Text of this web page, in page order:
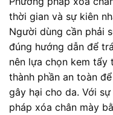
thời gian và sự kiên
Người dùng cần phải
đúng hướng dẫn để
nên lựa chọn kem
thành phần an toàn
gây hại cho da. Với
pháp xóa chân mày